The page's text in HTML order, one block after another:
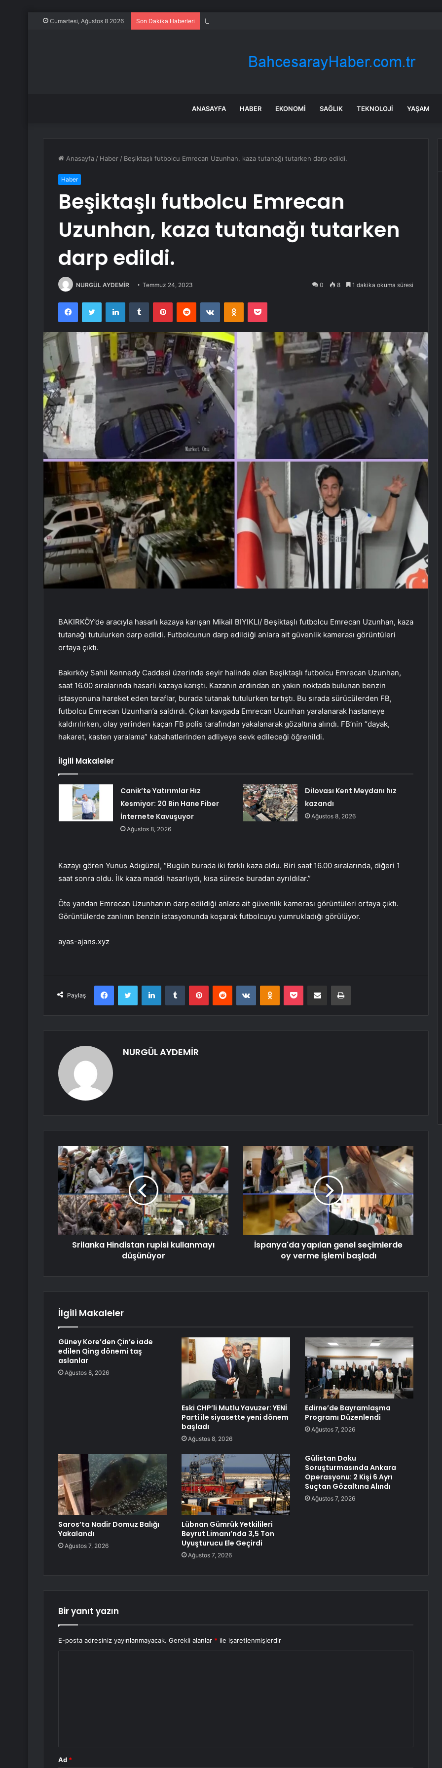
Cumartesi, Ağustos 8 2026 Son Dakika Haberleri Dilovası Kent Meydanı hız kazandı
ANASAYFA HABER EKONOMI SAĞLIK TEKNOLOJI YAŞAM
Anasayfa / Haber / Beşiktaşlı futbolcu Emrecan Uzunhan, kaza tutanağı tutarken darp edildi.
Haber
Beşiktaşlı futbolcu Emrecan
Uzunhan, kaza tutanağı tutarken
darp edildi.
NURGÜL AYDEMİR Temmuz 24, 2023 0 8 1 dakika okuma süresi
FacebookTwitter LinkedInTumblr PinterestReddit VKontakteOdnoklassniki
Pocket
BAKIRKÖY’de aracıyla hasarlı kazaya karışan Mikail BIYIKLI/ Beşiktaşlı futbolcu Emrecan Uzunhan, kaza
tutanağı tutulurken darp edildi. Futbolcunun darp edildiği anlara ait güvenlik kamerası görüntüleri
ortaya çıktı.
Bakırköy Sahil Kennedy Caddesi üzerinde seyir halinde olan Beşiktaşlı futbolcu Emrecan Uzunhan,
saat 16.00 sıralarında hasarlı kazaya karıştı. Kazanın ardından en yakın noktada bulunan benzin
istasyonuna hareket eden taraflar, burada tutanak tutulurken tartıştı. Bu sırada sürücülerden FB,
futbolcu Emrecan Uzunhan’a saldırdı. Çıkan kavgada Emrecan Uzunhan yaralanarak hastaneye
kaldırılırken, olay yerinden kaçan FB polis tarafından yakalanarak gözaltına alındı. FB’nin “dayak,
hakaret, kasten yaralama” kabahatlerinden adliyeye sevk edileceği öğrenildi.
İlgili Makaleler
Canik’te Yatırımlar Hız
Kesmiyor: 20 Bin Hane Fiber
İnternete Kavuşuyor
Ağustos 8, 2026
Dilovası Kent Meydanı hız
kazandı
Ağustos 8, 2026
Kazayı gören Yunus Adıgüzel, “Bugün burada iki farklı kaza oldu. Biri saat 16.00 sıralarında, diğeri 1
saat sonra oldu. İlk kaza maddi hasarlıydı, kısa sürede buradan ayrıldılar.”
Öte yandan Emrecan Uzunhan’ın darp edildiği anlara ait güvenlik kamerası görüntüleri ortaya çıktı.
Görüntülerde zanlının benzin istasyonunda koşarak futbolcuyu yumrukladığı görülüyor.
ayas-ajans.xyz
Paylaş
FacebookTwitter LinkedInTumblr PinterestReddit VKontakteOdnoklassniki
Pocket E-Posta ile paylaş Yazdır
NURGÜL AYDEMİR
Srilanka Hindistan rupisi kullanmayı
düşünüyor
İspanya'da yapılan genel seçimlerde
oy verme işlemi başladı
İlgili Makaleler
Güney Kore’den Çin’e iade
edilen Qing dönemi taş
aslanlar
Ağustos 8, 2026
Eski CHP’li Mutlu Yavuzer: YENİ
Parti ile siyasette yeni dönem
başladı
Ağustos 8, 2026
Edirne’de Bayramlaşma
Programı Düzenlendi
Ağustos 7, 2026
Saros’ta Nadir Domuz Balığı
Yakalandı
Ağustos 7, 2026
Lübnan Gümrük Yetkilileri
Beyrut Limanı’nda 3,5 Ton
Uyuşturucu Ele Geçirdi
Ağustos 7, 2026
Gülistan Doku
Soruşturmasında Ankara
Operasyonu: 2 Kişi 6 Ayrı
Suçtan Gözaltına Alındı
Ağustos 7, 2026
Bir yanıt yazın
E-posta adresiniz yayınlanmayacak. Gerekli alanlar * ile işaretlenmişlerdir
Ad *